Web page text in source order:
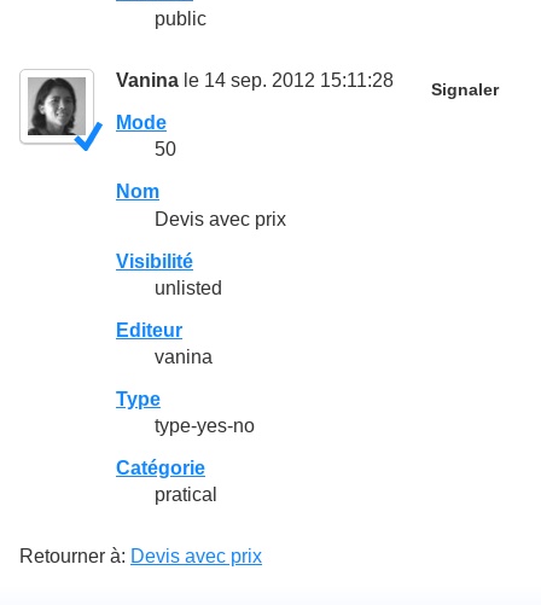
public
Vanina le 14 sep. 2012 15:11:28 Signaler
Mode
50
Nom
Devis avec prix
Visibilité
unlisted
Editeur
vanina
Type
type-yes-no
Catégorie
pratical
Retourner à: Devis avec prix